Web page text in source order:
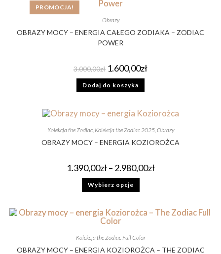
PROMOCJA!
Obrazy
OBRAZY MOCY – ENERGIA CAŁEGO ZODIAKA – ZODIAC
POWER
3.000,00zł 1.600,00zł
Dodaj do koszyka
Kolekcja the Zodiac, Kolekcja the Zodiac 2025,Obrazy
OBRAZY MOCY – ENERGIA KOZIOROŻCA
1.390,00zł – 2.980,00zł
Wybierz opcje
Kolekcja the Zodiac Full Color
OBRAZY MOCY – ENERGIA KOZIOROŻCA – THE ZODIAC